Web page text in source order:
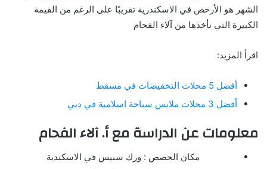
الشهر هو الأرخص في الاسكندرية تقريبًا على الرغم من القيمة
الكبيرة التي نأخذها من آلاء الفحام
اقرأ المزيد:
أفضل 5 محلات التخفيضات في مسقط
أفضل 3 محلات ملابس سباحة اسلامية في دبي
معلومات عن الدراسة مع أ. آلاء الفحام
مكان الحصص : ورك سبيس في الاسكندية